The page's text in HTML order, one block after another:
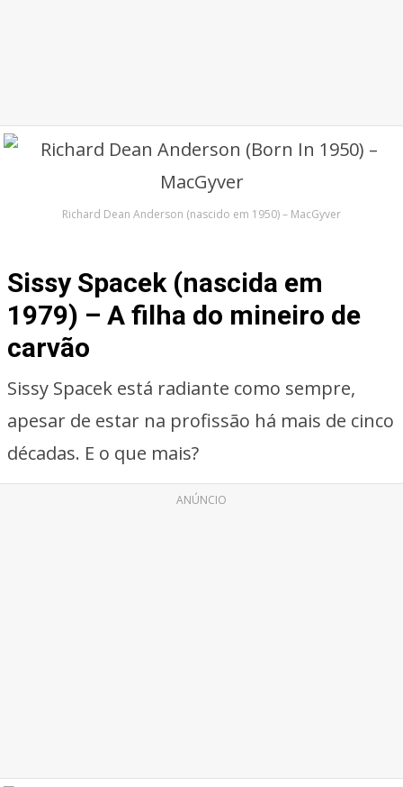
Richard Dean Anderson (nascido em 1950) – MacGyver
Sissy Spacek (nascida em
1979) – A filha do mineiro de
carvão
Sissy Spacek está radiante como sempre,
apesar de estar na profissão há mais de cinco
décadas. E o que mais?
ANÚNCIO